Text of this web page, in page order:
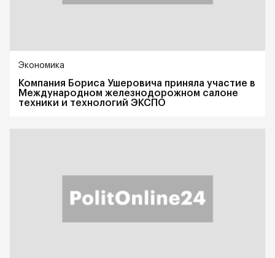
Экономика
Компания Бориса Ушеровича приняла участие в
Международном железнодорожном салоне
техники и технологий ЭКСПО